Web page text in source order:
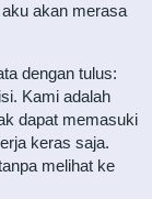
akan merasa
dengan tulus:
Kami adalah
dapat memasuki
keras saja.
melihat ke